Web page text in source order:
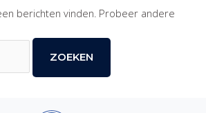
berichten vinden. Probeer andere